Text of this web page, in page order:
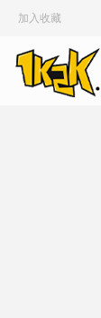
加入收藏